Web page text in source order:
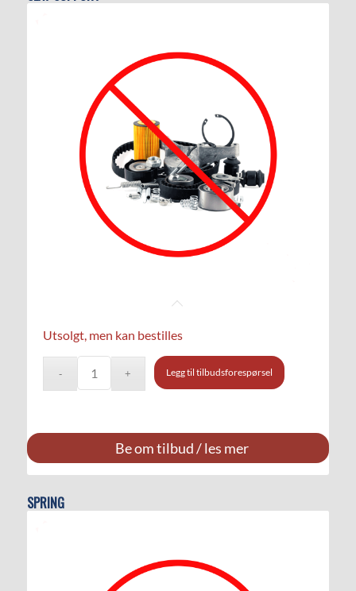
Utsolgt, men kan bestilles
Legg til tilbudsforespørsel
Be om tilbud / les mer
SPRING